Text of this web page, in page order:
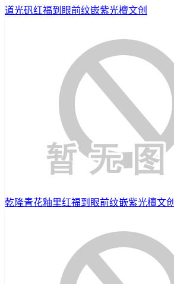
道光矾红福到眼前纹嵌紫光檀文创
乾隆青花釉里红福到眼前纹嵌紫光檀文创